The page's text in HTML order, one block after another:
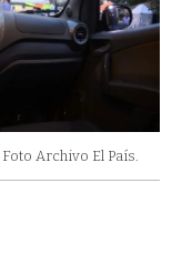
Foto Archivo El País.